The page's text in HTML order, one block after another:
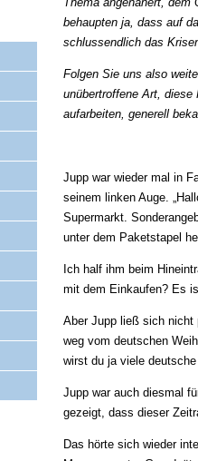
behaupten ja, dass auf
schlussendlich das
Folgen Sie uns also
unübertroffene Art,
aufarbeiten, generell
Jupp war wieder mal in
seinem linken Auge.
Supermarkt.
unter dem Paketstapel
Ich half ihm beim
mit dem Einkaufen? Es
Aber Jupp ließ sich nicht
weg vom deutschen
wirst du ja viele
Jupp war auch diesmal
gezeigt, dass dieser
Das hörte sich wieder